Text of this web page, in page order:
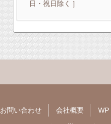
日・祝日除く ]
お問い合わせ 会社概要 WP